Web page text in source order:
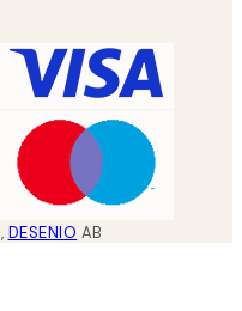
, DESENIO AB